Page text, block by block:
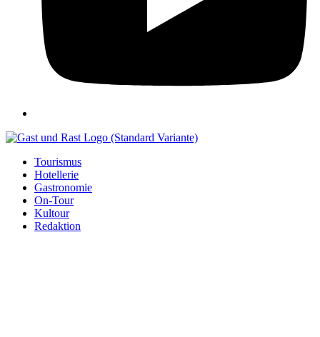
Tourismus
Hotellerie
Gastronomie
On-Tour
Kultour
Redaktion